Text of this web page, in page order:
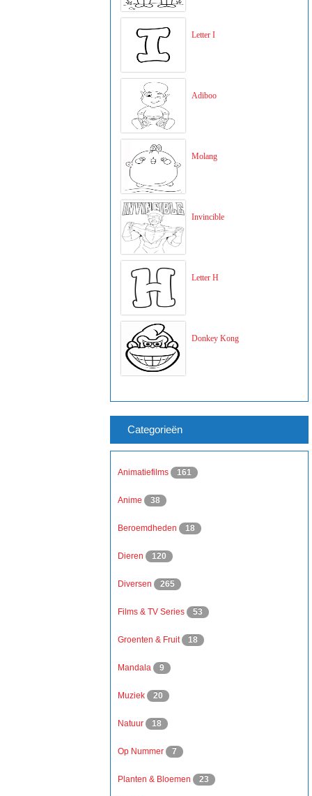
Letter I
Adiboo
Molang
Invincible
Letter H
Donkey Kong
Categorieën
Animatiefilms 161
Anime 38
Beroemdheden 18
Dieren 120
Diversen 265
Films & TV Series 53
Groenten & Fruit 18
Mandala 9
Muziek 20
Natuur 18
Op Nummer 7
Planten & Bloemen 23